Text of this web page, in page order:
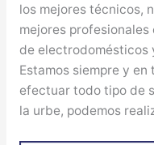
los mejores técnicos,
mejores
de electrodomésticos
Estamos siempre y
efectuar todo tipo de
la urbe, podemos